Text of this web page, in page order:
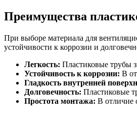
Преимущества
При выборе материала для
устойчивости к коррозии и
Легкость: Пластиковые трубы
Устойчивость к коррозии: В
Гладкость внутренней
Долговечность: Пластиковые
Простота монтажа: В отличие